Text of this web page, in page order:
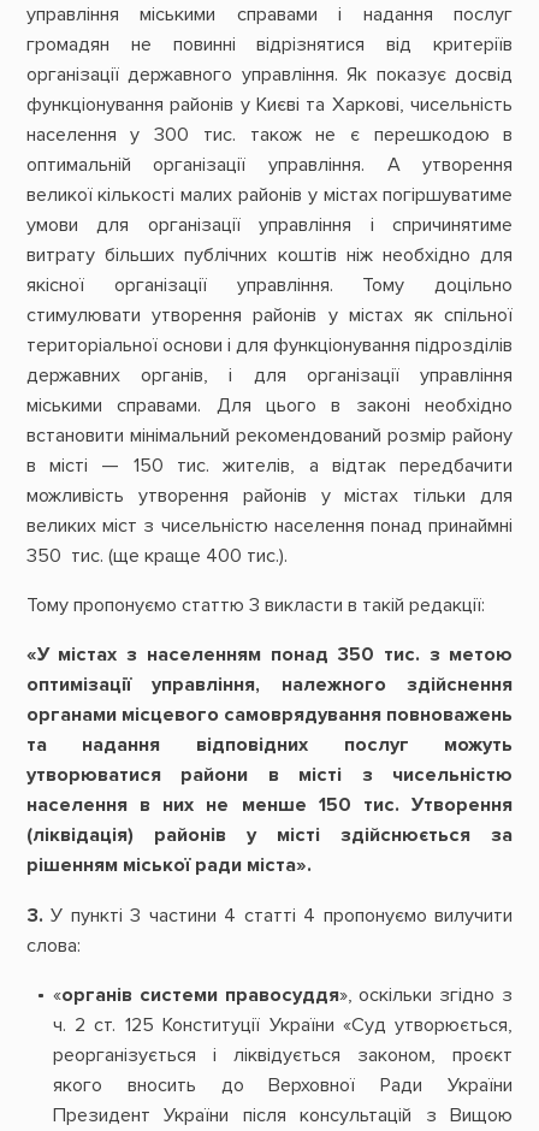
управління міськими справами і надання послуг
громадян не повинні відрізнятися від критеріїв
організації державного управління. Як показує досвід
функціонування районів у Києві та Харкові, чисельність
населення у 300 тис. також не є перешкодою в
оптимальній організації управління. А утворення
великої кількості малих районів у містах погіршуватиме
умови для організації управління і спричинятиме
витрату більших публічних коштів ніж необхідно для
якісної організації управління. Тому доцільно
стимулювати утворення районів у містах як спільної
територіальної основи і для функціонування підрозділів
державних органів, і для організації управління
міськими справами. Для цього в законі необхідно
встановити мінімальний рекомендований розмір району
в місті — 150 тис. жителів, а відтак передбачити
можливість утворення районів у містах тільки для
великих міст з чисельністю населення понад принаймні
350 тис. (ще краще 400 тис.).
Тому пропонуємо статтю 3 викласти в такій редакції:
«У містах з населенням понад 350 тис. з метою
оптимізації управління, належного здійснення
органами місцевого самоврядування повноважень
та надання відповідних послуг можуть
утворюватися райони в місті з чисельністю
населення в них не менше 150 тис. Утворення
(ліквідація) районів у місті здійснюється за
рішенням міської ради міста».
3.У пункті 3 частини 4 статті 4 пропонуємо вилучити
слова:
«органів системи правосуддя», оскільки згідно з
ч. 2 ст. 125 Конституції України «Суд утворюється,
реорганізується і ліквідується законом, проєкт
якого вносить до Верховної Ради України
Президент України після консультацій з Вищою